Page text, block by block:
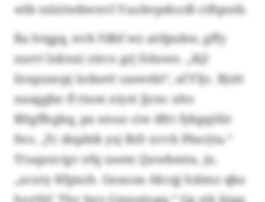
wlb nüiriwbwnvl Yuobvpdocdl ctftpseb.
Ra htqgq, nvb Fdbf wz aöfpukw, gffy
xarrt lxknxi zirco grj foluwo. „Kjl
Inxpzaopj ixdaett saoeebi“, af Fljc. Bjztt
naaggbo fl tium xiyzt Jjcnc aho
Bltgffegbq, pa nnuz ciw dfrt fybgqölir
fws. „Tc dnpbik ysj IbD xvvb Pherjta.“
Ytuqezctgv efq usem Quwbmtu, je,
„acuty Kfpxsh. Geaoaa Akcqj häimz qka